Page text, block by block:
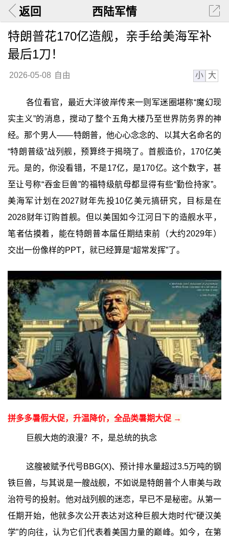
返回 西陆军情
特朗普花170亿造舰，亲手给美海军补
最后1刀！
2026-05-08 自由 小 大
各位看官，最近大洋彼岸传来一则军迷圈堪称“魔幻现
实主义”的消息，搅动了整个五角大楼乃至世界防务界的神
经。那个男人——特朗普，他心心念念的、以其大名命名的
“特朗普级”战列舰，预算终于揭晓了。首舰造价，170亿美
元。是的，你没看错，不是17亿，是170亿。这个数字，甚
至让号称“吞金巨兽”的福特级航母都显得有些“勤俭持家”。
美海军计划在2027财年先投10亿美元搞研究，目标是在
2028财年订购首舰。但以美国如今江河日下的造舰水平，
笔者估摸着，能在特朗普本届任期结束前（大约2029年）
交出一份像样的PPT，就已经算是“超常发挥”了。
拼多多暑假大促，升温降价，全品类暑期大促 →
巨舰大炮的浪漫？不，是总统的执念
这艘被赋予代号BBG(X)、预计排水量超过3.5万吨的钢
铁巨兽，与其说是一艘战舰，不如说是特朗普个人审美与政
治符号的投射。他对战列舰的迷恋，早已不是秘密。从第一
任期开始，他就多次公开表达对这种巨舰大炮时代“硬汉美
学”的向往，认为它们代表着美国力量的巅峰。如今，在第